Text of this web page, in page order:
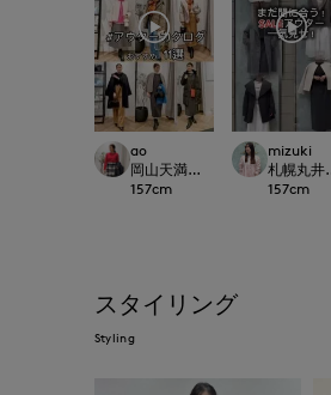
ao
岡山天満屋SUPERIORCLOSET
157cm
mizuki
札幌丸井
157cm
スタイリング
Styling